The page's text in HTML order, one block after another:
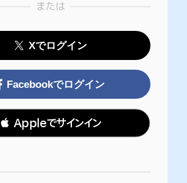
または
Xでログイン
Facebookでログイン
 Appleでサインイン